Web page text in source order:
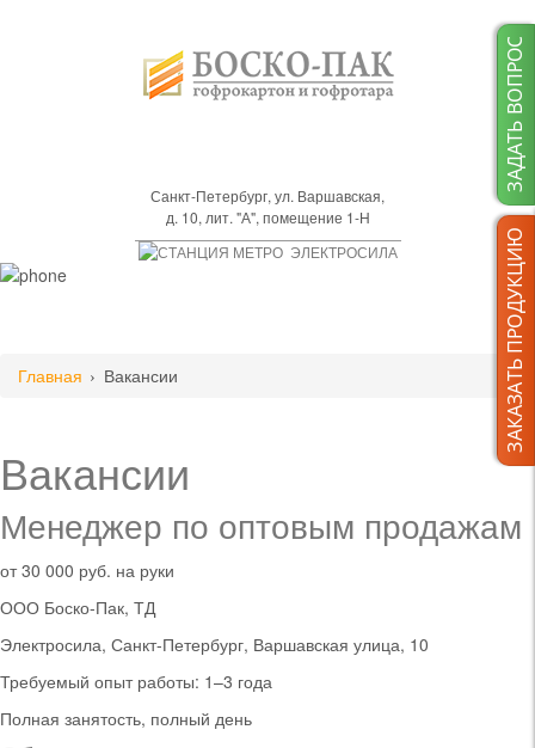
Санкт-Петербург, ул. Варшавская,
д. 10, лит. "А", помещение 1-Н
ЭЛЕКТРОСИЛА
Главная Вакансии
Вакансии
Менеджер по оптовым продажам
от 30 000 руб. на руки
ООО Боско-Пак, ТД
Электросила, Санкт-Петербург, Варшавская улица, 10
Требуемый опыт работы: 1–3 года
Полная занятость, полный день